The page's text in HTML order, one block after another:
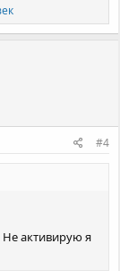
#4
Не активирую я